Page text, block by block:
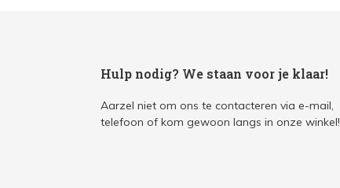
Hulp nodig? We staan voor je klaar!
Aarzel niet om ons te contacteren via e-mail,
telefoon of kom gewoon langs in onze winkel!